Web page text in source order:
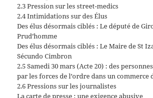
2.3 Pression sur les street-medics
2.4 Intimidations sur des Élus
Des élus désormais ciblés : Le député de
Prud’homme
Des élus désormais ciblés : Le Maire de St
Sécundo Cimbron
2.5 Samedi 30 mars (Acte 20) : des
par les forces de l’ordre dans un commerce
2.6 Pressions sur les journalistes
La carte de presse : une exigence abusive